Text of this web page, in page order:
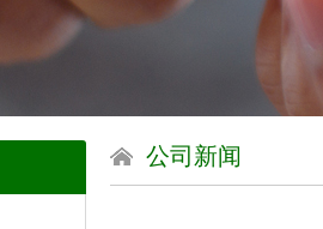
公司新闻